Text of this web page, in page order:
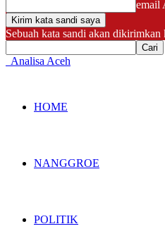
email
Sebuah kata sandi akan dikirimkan
Analisa Aceh
HOME
NANGGROE
POLITIK